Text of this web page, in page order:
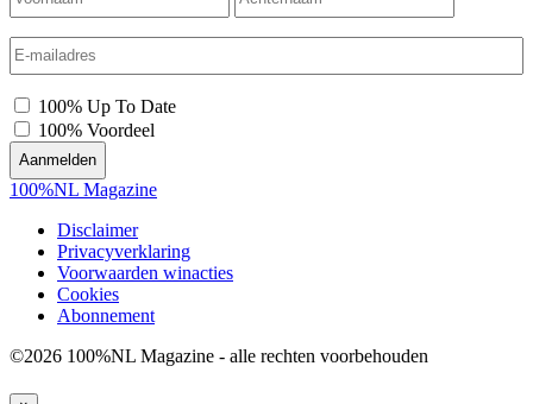
E-
mailadres*
*
100% Up To Date
100% Voordeel
100%NL Magazine
Disclaimer
Privacyverklaring
Voorwaarden winacties
Cookies
Abonnement
©2026 100%NL Magazine - alle rechten voorbehouden